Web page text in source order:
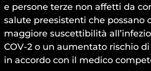
e persone terze non affetti da
salute preesistenti che possano
maggiore suscettibilità
COV-2 o un aumentato rischio
in accordo con il medico